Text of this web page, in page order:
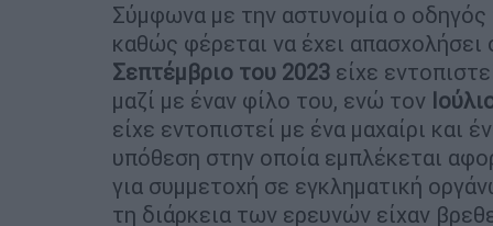
Σύμφωνα με την αστυνομία ο
καθώς φέρεται να έχει
Σεπτέμβριο του 2023 είχε
μαζί με έναν φίλο του, ενώ τον
είχε εντοπιστεί με ένα μαχαίρι και
υπόθεση στην οποία εμπλέκεται
για συμμετοχή σε εγκληματική
τη διάρκεια των ερευνών είχαν